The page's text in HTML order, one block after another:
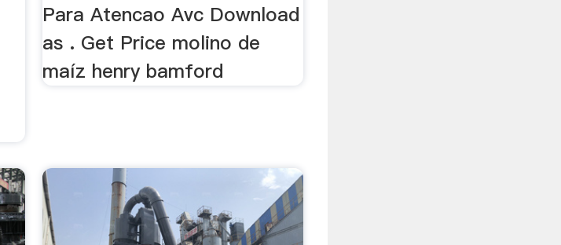
Para Atencao Avc Download
as . Get Price molino de
maíz henry bamford